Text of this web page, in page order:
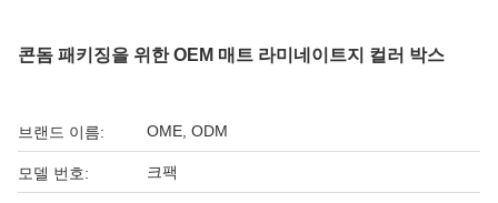
콘돔 패키징을 위한 OEM 매트 라미네이트지 컬러 박스
브랜드 이름: OME, ODM
모델 번호: 크팩